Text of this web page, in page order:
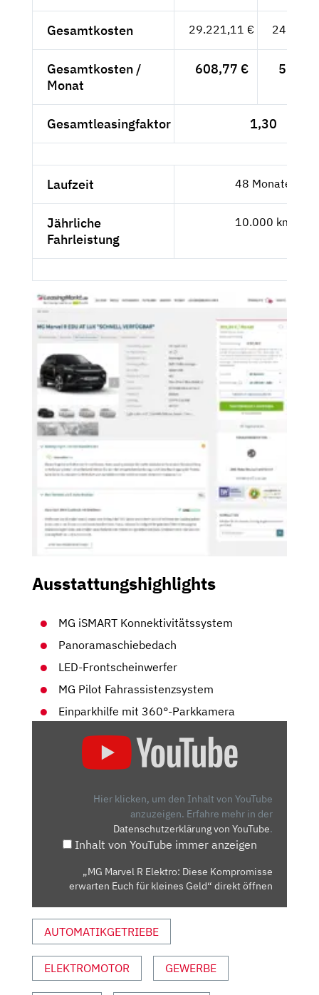
Gesamtkosten 29.221,11 €
Gesamtkosten /
Monat
608,77 €
Gesamtleasingfaktor 1,30
Laufzeit 48 Monate
Jährliche
Fahrleistung
10.000 km
Ausstattungshighlights
MG iSMART Konnektivitätssystem
Panoramaschiebedach
LED-Frontscheinwerfer
MG Pilot Fahrassistenzsystem
Einparkhilfe mit 360°-Parkkamera
KLEINES
VON
YOUTUBE
Hier klicken, um den Inhalt von YouTube
anzuzeigen. Erfahre mehr in der
Datenschutzerklärung von YouTube.
Inhalt von YouTube immer anzeigen
„MG Marvel R Elektro: Diese Kompromisse
erwarten Euch für kleines Geld“ direkt öffnen
AUTOMATIKGETRIEBE
ELEKTROMOTOR GEWERBE